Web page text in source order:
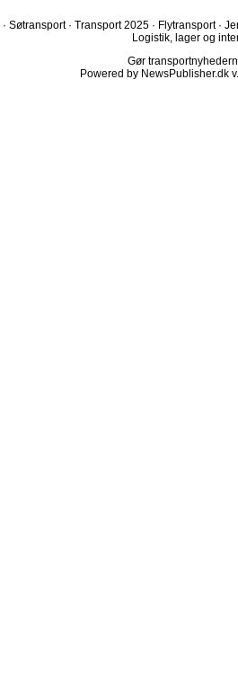
· Søtransport · Transport 2025 · Flytransport ·
Logistik, lager og
Gør
Powered by NewsPublisher.dk